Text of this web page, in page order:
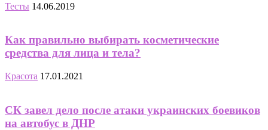
Тесты 14.06.2019
Как правильно выбирать косметические
средства для лица и тела?
Красота 17.01.2021
СК завел дело после атаки украинских боевиков
на автобус в ДНР